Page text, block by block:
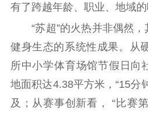
精神文
文明创建 文明实
先进典
社会宣
有了跨越年龄、职业、地域的
“苏超”的火热并非偶然，
健身生态的系统性成果。从
所中小学体育场馆节假日向
地面积达4.38平方米，“15分
及；从赛事创新看， “比赛